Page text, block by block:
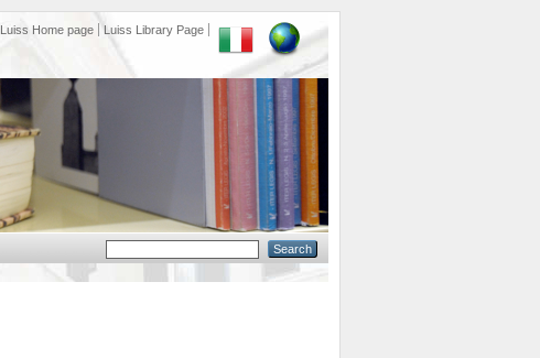
Luiss Home page Luiss Library Page